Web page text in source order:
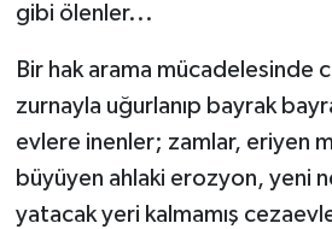
gibi ölenler...
Bir hak arama mücadelesinde
zurnayla uğurlanıp bayrak
evlere inenler; zamlar, eriyen
büyüyen ahlaki erozyon, yeni
yatacak yeri kalmamış